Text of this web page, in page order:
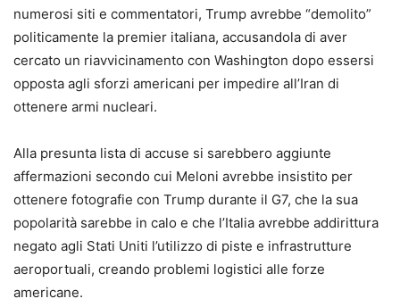
numerosi siti e commentatori, Trump avrebbe “demolito”
politicamente la premier italiana, accusandola di aver
cercato un riavvicinamento con Washington dopo essersi
opposta agli sforzi americani per impedire all’Iran di
ottenere armi nucleari.
Alla presunta lista di accuse si sarebbero aggiunte
affermazioni secondo cui Meloni avrebbe insistito per
ottenere fotografie con Trump durante il G7, che la sua
popolarità sarebbe in calo e che l’Italia avrebbe addirittura
negato agli Stati Uniti l’utilizzo di piste e infrastrutture
aeroportuali, creando problemi logistici alle forze
americane.